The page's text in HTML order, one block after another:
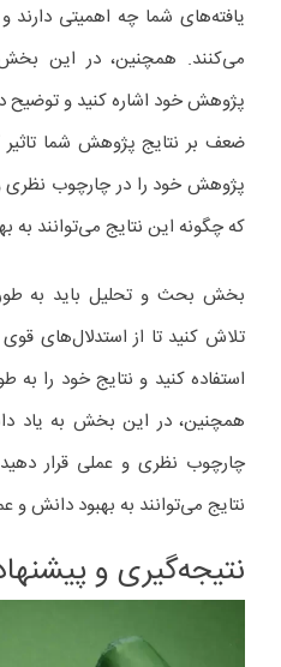
یافته‌های شما چه اهمیتی
می‌کنند. همچنین، در این
پژوهش خود اشاره کنید و توضیح
ضعف بر نتایج پژوهش شما تاثیر
پژوهش خود را در چارچوب نظری
که چگونه این نتایج می‌توانند
بخش بحث و تحلیل باید به
تلاش کنید تا از استدلال‌های
استفاده کنید و نتایج خود را به
همچنین، در این بخش به یاد
چارچوب نظری و عملی قرار
نتایج می‌توانند به بهبود دانش
نتیجه‌گیری و